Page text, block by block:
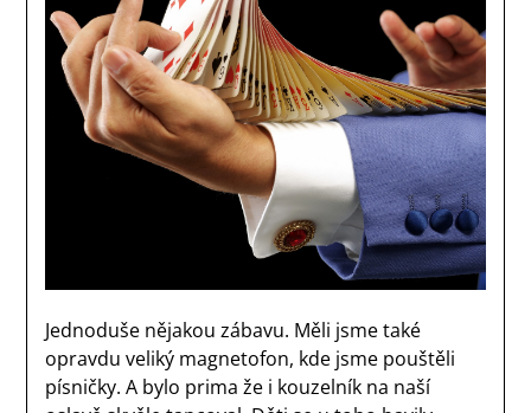
Jednoduše nějakou zábavu. Měli jsme také
opravdu veliký magnetofon, kde jsme pouštěli
písničky. A bylo prima že i kouzelník na naší